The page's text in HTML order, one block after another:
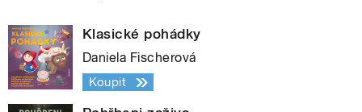
Klasické pohádky
Daniela Fischerová
Koupit